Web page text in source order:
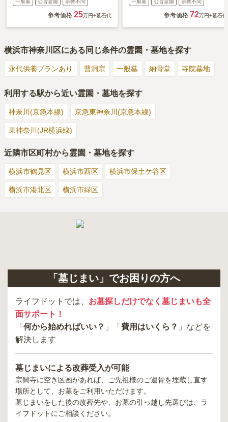
一般墓 公営霊園 宗教不問
参考価格:25万円+墓石代
一般墓 公営霊園 宗教不問
参考価格:72万円+墓石代
横浜市神奈川区にある同じ条件の霊園・墓地を探す
永代供養プランあり 曹洞宗 一般墓 納骨堂 寺院墓地
利用する駅から近い霊園・墓地を探す
神奈川(京急本線) 京急東神奈川(京急本線)
東神奈川(JR横浜線)
近隣市区町村から霊園・墓地を探す
横浜市鶴見区 横浜市西区 横浜市保土ケ谷区
横浜市港北区 横浜市緑区
「墓じまい」でお困りの方へ
ライフドットでは、 お墓探しだけでなく墓じまいも全
面サポート！
「 何から始めればいい？ 」「 費用はいくら？ 」などを
解決します
墓じまいによる改葬受入が可能
宗興寺に空き区画があれば、ご先祖様のご遺骨を埋蔵し直す
場所として、お墓をご利用いただけます。
墓じまいをした後の改葬先や、お墓の引っ越し先選びは、ラ
イフドットにご相談ください。